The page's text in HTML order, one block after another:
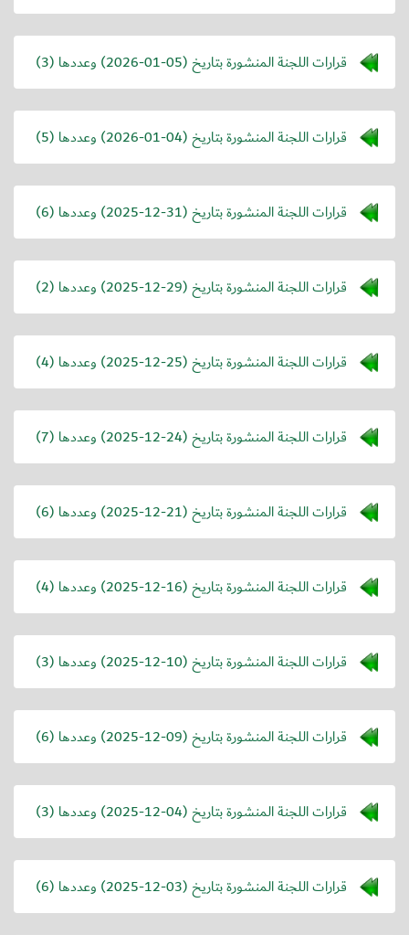
قرارات اللجنة المنشورة بتاريخ (2026-01-05) وعددها (3)
قرارات اللجنة المنشورة بتاريخ (2026-01-04) وعددها (5)
قرارات اللجنة المنشورة بتاريخ (2025-12-31) وعددها (6)
قرارات اللجنة المنشورة بتاريخ (2025-12-29) وعددها (2)
قرارات اللجنة المنشورة بتاريخ (2025-12-25) وعددها (4)
قرارات اللجنة المنشورة بتاريخ (2025-12-24) وعددها (7)
قرارات اللجنة المنشورة بتاريخ (2025-12-21) وعددها (6)
قرارات اللجنة المنشورة بتاريخ (2025-12-16) وعددها (4)
قرارات اللجنة المنشورة بتاريخ (2025-12-10) وعددها (3)
قرارات اللجنة المنشورة بتاريخ (2025-12-09) وعددها (6)
قرارات اللجنة المنشورة بتاريخ (2025-12-04) وعددها (3)
قرارات اللجنة المنشورة بتاريخ (2025-12-03) وعددها (6)